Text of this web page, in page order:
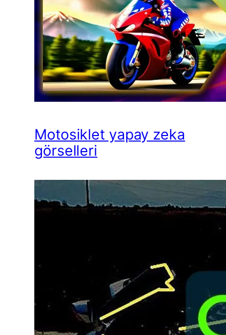
Motosiklet yapay zeka
görselleri